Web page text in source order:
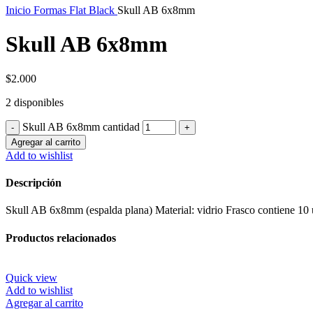
Inicio Formas Flat Black Skull AB 6x8mm
Skull AB 6x8mm
$2.000
2 disponibles
Skull AB 6x8mm cantidad
Agregar al carrito
Add to wishlist
Descripción
Skull AB 6x8mm (espalda plana) Material: vidrio Frasco contiene 10
Productos relacionados
Quick view
Add to wishlist
Agregar al carrito